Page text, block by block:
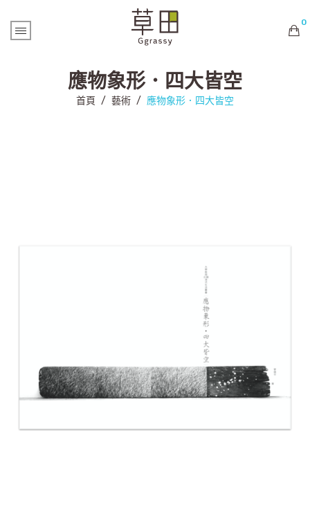
0
購物車內未有商品
應物象形．四大皆空
首頁 / 藝術 / 應物象形．四大皆空